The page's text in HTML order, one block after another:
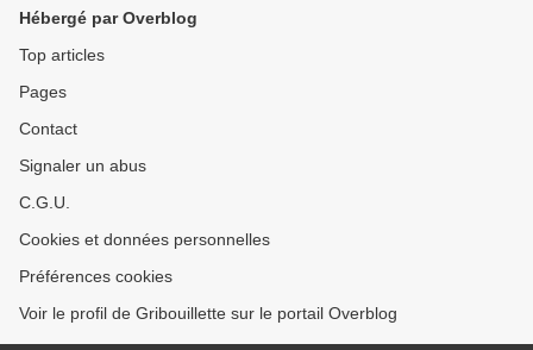
Hébergé par Overblog
Top articles
Pages
Contact
Signaler un abus
C.G.U.
Cookies et données personnelles
Préférences cookies
Voir le profil de Gribouillette sur le portail Overblog